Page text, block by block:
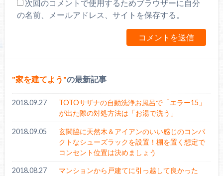
次回のコメントで使用するためブラウザーに自分
の名前、メールアドレス、サイトを保存する。
家を建てよう の最新記事
2018.09.27
TOTOサザナの自動洗浄お風呂で「エラー15」
が出た際の対処方法は「お湯で洗う」
2018.09.05
玄関脇に天然木＆アイアンのいい感じのコンパ
クトなシューズラックを設置！棚を置く想定で
コンセント位置は決めましょう
2018.08.27
マンションから戸建てに引っ越して良かった